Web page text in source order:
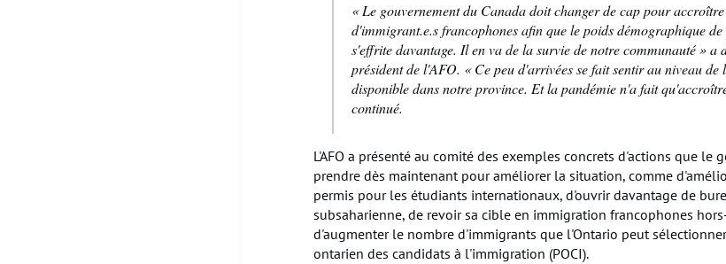
« Le gouvernement du Canada doit changer de cap pour
d'immigrant.e.s francophones afin que le poids démographique de
s'effrite davantage. Il en va de la survie de notre communauté » a
président de l'AFO. « Ce peu d'arrivées se fait sentir au niveau
disponible dans notre province. Et la pandémie n'a fait
continué.
L'AFO a présenté au comité des exemples concrets d'actions que le
prendre dès maintenant pour améliorer la situation, comme
permis pour les étudiants internationaux, d'ouvrir davantage de
subsaharienne, de revoir sa cible en immigration francophones
d'augmenter le nombre d'immigrants que l'Ontario peut
ontarien des candidats à l'immigration (POCI).